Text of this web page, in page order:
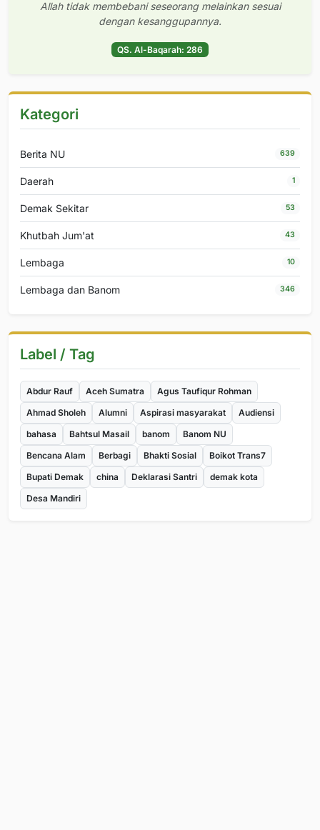
Allah tidak membebani seseorang melainkan sesuai
dengan kesanggupannya.
QS. Al-Baqarah: 286
Kategori
Berita NU 639
Daerah 1
Demak Sekitar 53
Khutbah Jum'at 43
Lembaga 10
Lembaga dan Banom 346
Label / Tag
Abdur Rauf Aceh Sumatra
Agus Taufiqur Rohman
Ahmad Sholeh
Alumni Aspirasi masyarakat
Audiensi
bahasa
Bahtsul Masail banom
Banom NU
Bencana Alam
Berbagi Bhakti Sosial
Boikot Trans7
Bupati Demak
china Deklarasi Santri
demak kota
Desa Mandiri